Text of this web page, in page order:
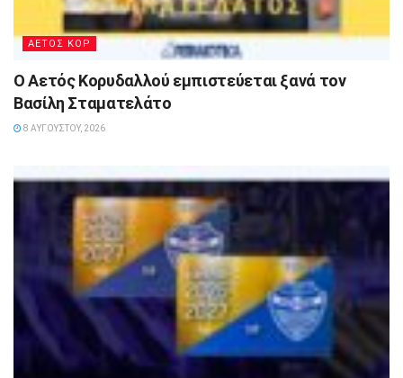
ΑΕΤΟΣ ΚΟΡ
Ο Αετός Κορυδαλλού εμπιστεύεται ξανά τον
Βασίλη Σταματελάτο
8 ΑΥΓΟΎΣΤΟΥ, 2026